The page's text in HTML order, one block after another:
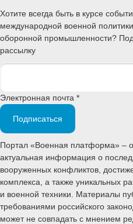
Хотите всегда быть в курсе
международной военной
оборонной промышленности?
рассылку
Электронная почта *
Подписаться
Портал «Военная платформа» –
актуальная информация о
вооруженных конфликтов,
комплекса, а также уникальных
и военной техники. Материалы
требованиями российского
может не совпадать с мнением